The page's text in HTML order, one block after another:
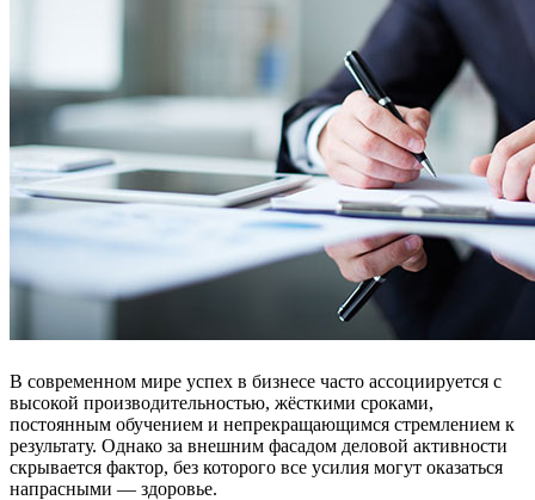
В современном мире успех в бизнесе часто ассоциируется с
высокой производительностью, жёсткими сроками,
постоянным обучением и непрекращающимся стремлением к
результату. Однако за внешним фасадом деловой активности
скрывается фактор, без которого все усилия могут оказаться
напрасными — здоровье.